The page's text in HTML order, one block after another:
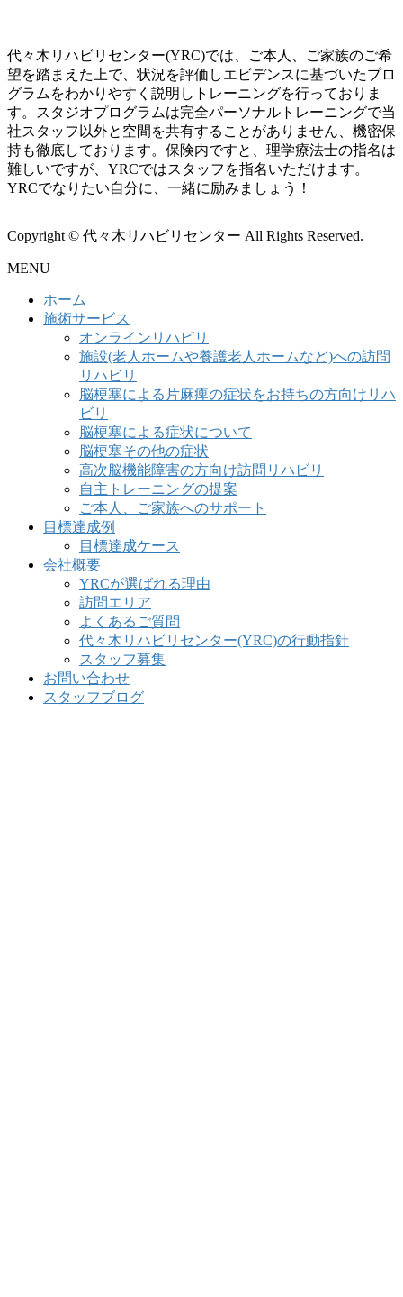
代々木リハビリセンター(YRC)では、ご本人、ご家族のご希
望を踏まえた上で、状況を評価しエビデンスに基づいたプロ
グラムをわかりやすく説明しトレーニングを行っておりま
す。スタジオプログラムは完全パーソナルトレーニングで当
社スタッフ以外と空間を共有することがありません、機密保
持も徹底しております。保険内ですと、理学療法士の指名は
難しいですが、YRCではスタッフを指名いただけます。
YRCでなりたい自分に、一緒に励みましょう！
Copyright © 代々木リハビリセンター All Rights Reserved.
MENU
ホーム
施術サービス
オンラインリハビリ
施設(老人ホームや養護老人ホームなど)への訪問
リハビリ
脳梗塞による片麻痺の症状をお持ちの方向けリハ
ビリ
脳梗塞による症状について
脳梗塞その他の症状
高次脳機能障害の方向け訪問リハビリ
自主トレーニングの提案
ご本人、ご家族へのサポート
目標達成例
目標達成ケース
会社概要
YRCが選ばれる理由
訪問エリア
よくあるご質問
代々木リハビリセンター(YRC)の行動指針
スタッフ募集
お問い合わせ
スタッフブログ